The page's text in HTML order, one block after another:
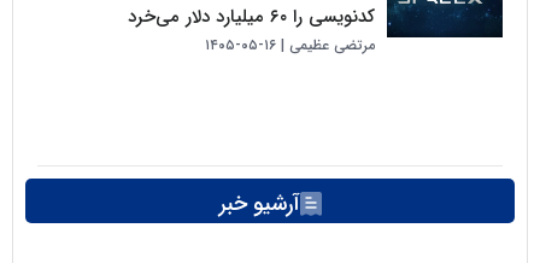
کدنویسی را ۶۰ میلیارد دلار می‌خرد
مرتضی عظیمی ۱۶-۰۵-۱۴۰۵
آرشیو خبر